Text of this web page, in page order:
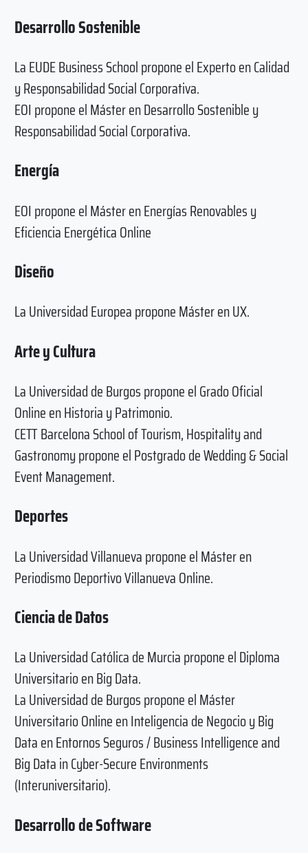
Desarrollo Sostenible
La EUDE Business School propone el Experto en Calidad
y Responsabilidad Social Corporativa.
EOI propone el Máster en Desarrollo Sostenible y
Responsabilidad Social Corporativa.
Energía
EOI propone el Máster en Energías Renovables y
Eficiencia Energética Online
Diseño
La Universidad Europea propone Máster en UX.
Arte y Cultura
La Universidad de Burgos propone el Grado Oficial
Online en Historia y Patrimonio.
CETT Barcelona School of Tourism, Hospitality and
Gastronomy propone el Postgrado de Wedding & Social
Event Management.
Deportes
La Universidad Villanueva propone el Máster en
Periodismo Deportivo Villanueva Online.
Ciencia de Datos
La Universidad Católica de Murcia propone el Diploma
Universitario en Big Data.
La Universidad de Burgos propone el Máster
Universitario Online en Inteligencia de Negocio y Big
Data en Entornos Seguros / Business Intelligence and
Big Data in Cyber-Secure Environments
(Interuniversitario).
Desarrollo de Software